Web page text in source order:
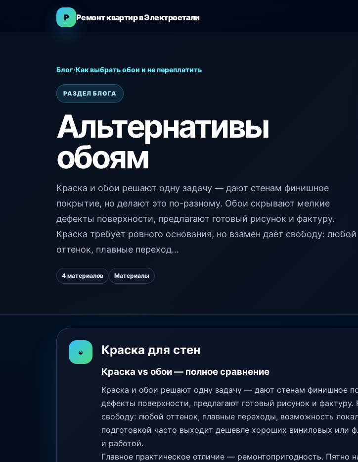
Р Ремонт квартир в Электростали
Блог/Как выбрать обои и не переплатить
РАЗДЕЛ БЛОГА
Альтернативы
обоям
Краска и обои решают одну задачу — дают стенам финишное
покрытие, но делают это по-разному. Обои скрывают мелкие
дефекты поверхности, предлагают готовый рисунок и фактуру.
Краска требует ровного основания, но взамен даёт свободу: любой
оттенок, плавные переход…
4 материалов Материалы
◒ Краска для стен
Краска vs обои — полное сравнение
Краска и обои решают одну задачу — дают стенам финишное
дефекты поверхности, предлагают готовый рисунок и
свободу: любой оттенок, плавные переходы, возможность
подготовкой часто выходит дешевле хороших виниловых или
и работой.
Главное практическое отличие — ремонтопригодность. Пятно